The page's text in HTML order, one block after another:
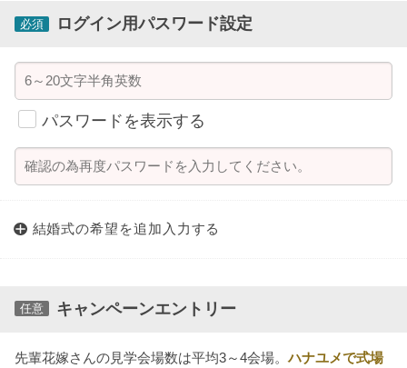
必須 ログイン用パスワード設定
パスワードを表示する
結婚式の希望を追加入力する
任意 キャンペーンエントリー
先輩花嫁さんの見学会場数は平均3～4会場。ハナユメで式場